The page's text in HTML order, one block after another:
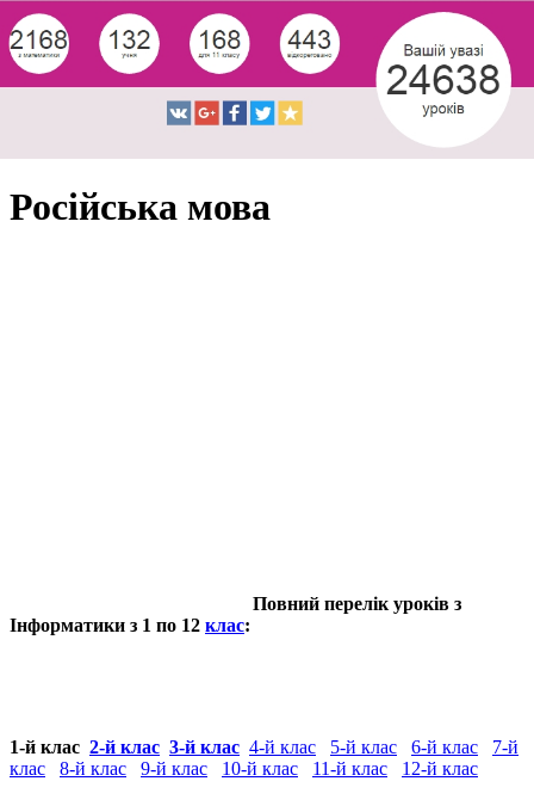
Російська мова
Повний перелік уроків з
Інформатики з 1 по 12 клас:
1-й клас 2-й клас 3-й клас 4-й клас 5-й клас 6-й клас
7-й
клас
8-й клас 9-й клас 10-й клас 11-й клас 12-й клас